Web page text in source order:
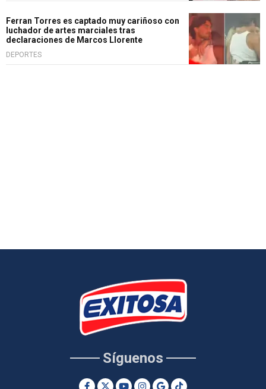
Ferran Torres es captado muy cariñoso con
luchador de artes marciales tras
declaraciones de Marcos Llorente
DEPORTES
Síguenos